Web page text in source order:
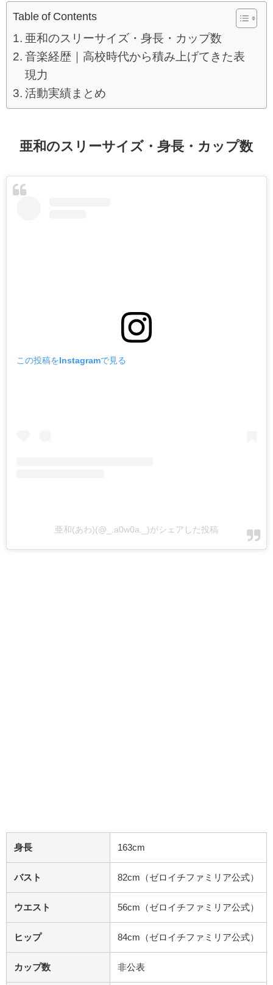
Table of Contents
亜和のスリーサイズ・身長・カップ数
音楽経歴｜高校時代から積み上げてきた表
現力
活動実績まとめ
亜和のスリーサイズ・身長・カップ数
この投稿をInstagramで見る
亜和(あわ)(@_.a0w0a._)がシェアした投稿
身長 163cm
バスト 82cm（ゼロイチファミリア公式）
ウエスト 56cm（ゼロイチファミリア公式）
ヒップ 84cm（ゼロイチファミリア公式）
カップ数 非公表